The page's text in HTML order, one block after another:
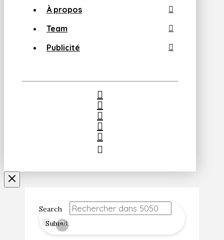
À propos
Team
Publicité
Search
Submit
Clear